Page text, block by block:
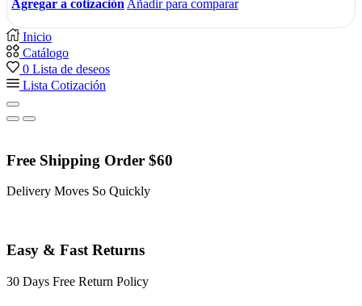
Agregar a cotización Añadir para comparar
Inicio
Catálogo
0 Lista de deseos
Lista Cotización
Free Shipping Order $60
Delivery Moves So Quickly
Easy & Fast Returns
30 Days Free Return Policy